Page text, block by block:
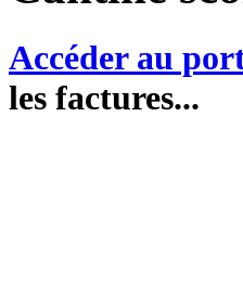
Accéder au
les factures...